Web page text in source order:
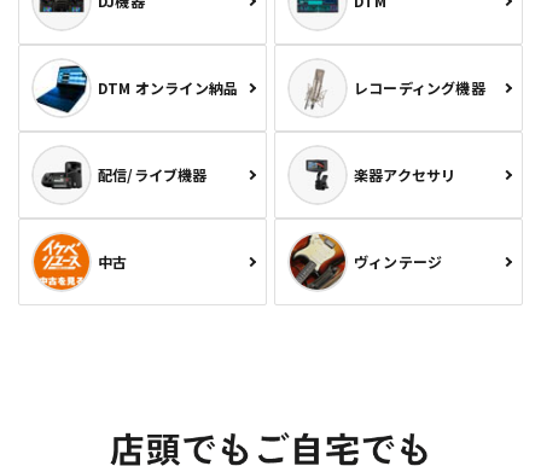
DTM オンライン納品 レコーディング機器
配信/ライブ機器 楽器アクセサリ
中古 ヴィンテージ